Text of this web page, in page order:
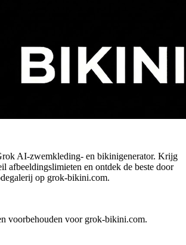
AI-zwemkleding- en bikinigenerator. Krijg
afbeeldingslimieten en ontdek de beste door
op grok-bikini.com.
voorbehouden voor grok-bikini.com.